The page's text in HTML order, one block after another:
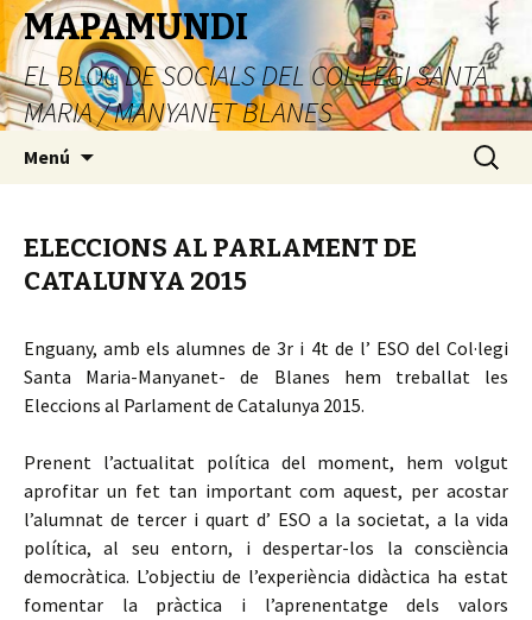
MAPAMUNDI
EL BLOC DE SOCIALS DEL COL·LEGI SANTA
MARIA / MANYANET BLANES
Menú Cerca:
ELECCIONS AL PARLAMENT DE
CATALUNYA 2015
Enguany, amb els alumnes de 3r i 4t de l’ ESO del Col·legi
Santa Maria-Manyanet- de Blanes hem treballat les
Eleccions al Parlament de Catalunya 2015.
Prenent l’actualitat política del moment, hem volgut
aprofitar un fet tan important com aquest, per acostar
l’alumnat de tercer i quart d’ ESO a la societat, a la vida
política, al seu entorn, i despertar-los la consciència
democràtica. L’objectiu de l’experiència didàctica ha estat
fomentar la pràctica i l’aprenentatge dels valors